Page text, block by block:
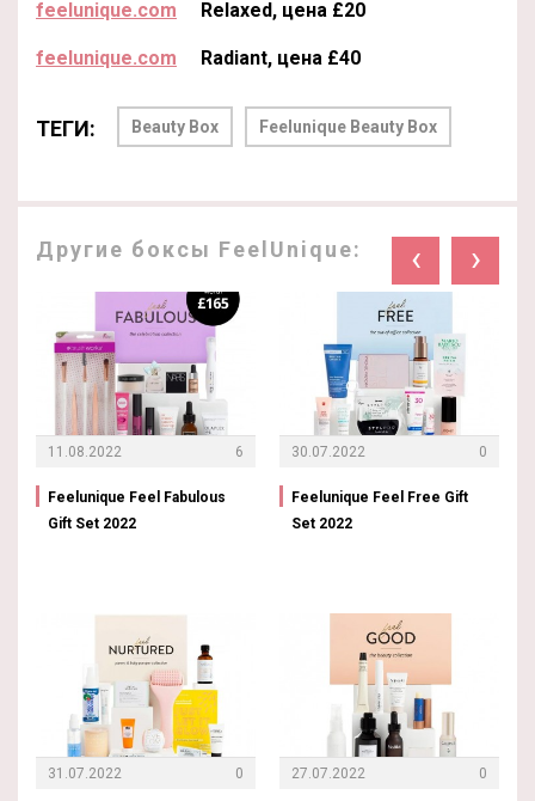
feelunique.com Relaxed, цена £20
feelunique.com Radiant, цена £40
ТЕГИ: Beauty Box Feelunique Beauty Box
Другие боксы FeelUnique: ‹ ›
11.08.2022 6
Feelunique Feel Fabulous
Gift Set 2022
31.07.2022 0
30.07.2022 0
Feelunique Feel Free Gift
Set 2022
27.07.2022 0